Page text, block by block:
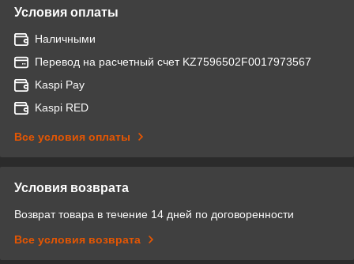
Условия оплаты
Наличными
Перевод на расчетный счет KZ7596502F0017973567
Kaspi Pay
Kaspi RED
Все условия оплаты
Условия возврата
Возврат товара в течение 14 дней по договоренности
Все условия возврата